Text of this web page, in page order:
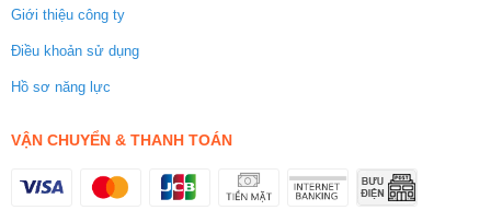
Giới thiệu công ty
Điều khoản sử dụng
Hồ sơ năng lực
VẬN CHUYỂN & THANH TOÁN